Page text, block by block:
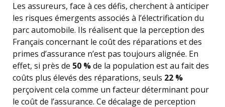
Les assureurs, face à ces défis, cherchent à anticiper
les risques émergents associés à l’électrification du
parc automobile. Ils réalisent que la perception des
Français concernant le coût des réparations et des
primes d’assurance n’est pas toujours alignée. En
effet, si près de 50 %de la population est au fait des
coûts plus élevés des réparations, seuls 22 %
perçoivent cela comme un facteur déterminant pour
le coût de l’assurance. Ce décalage de perception